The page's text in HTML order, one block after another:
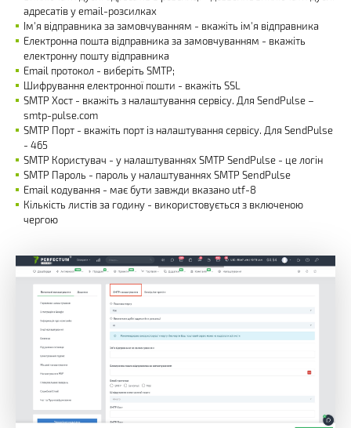
адресатів у email-розсилках
Ім'я відправника за замовчуванням - вкажіть ім'я відправника
Електронна пошта відправника за замовчуванням - вкажіть
електронну пошту відправника
Email протокол - виберіть SMTP;
Шифрування електронної пошти - вкажіть SSL
SMTP Хост - вкажіть з налаштування сервісу. Для SendPulse –
smtp-pulse.com
SMTP Порт - вкажіть порт із налаштування сервісу. Для SendPulse
- 465
SMTP Користувач - у налаштуваннях SMTP SendPulse - це логін
SMTP Пароль - пароль у налаштуваннях SMTP SendPulse
Email кодування - має бути завжди вказано utf-8
Кількість листів за годину - використовується з включеною
чергою